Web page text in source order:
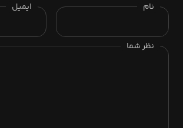
نام ایمیل
نظر شما